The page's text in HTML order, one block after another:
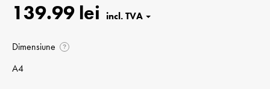
139.99 lei
Dimensiune ?
A4